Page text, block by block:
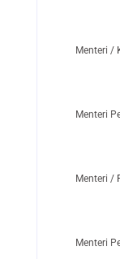
Menteri /
Menteri
Menteri /
Menteri